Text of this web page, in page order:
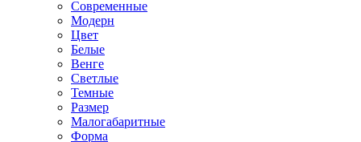
Современные
Модерн
Цвет
Белые
Венге
Светлые
Темные
Размер
Малогабаритные
Форма